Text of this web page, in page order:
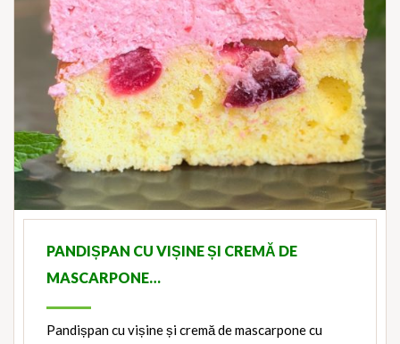
PANDIȘPAN CU VIȘINE ȘI CREMĂ DE
MASCARPONE…
Pandișpan cu vișine și cremă de mascarpone cu